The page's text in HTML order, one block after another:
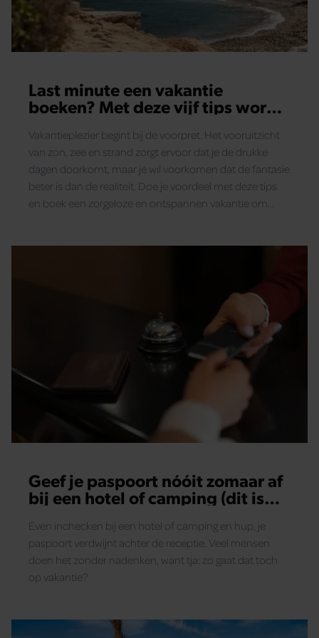
verzameld op basis van uw gebruik van hun services. U
gaat akkoord met onze cookies als u onze website blijft
gebruiken.
Last minute een vakantie
boeken? Met deze vijf tips wordt
Vakantieplezier begint bij de voorpret. Het vooruitzicht
van zon, zee en strand zorgt ervoor dat je de drukke
dagen doorkomt, maar je wil voorkomen dat de fantasie
beter is dan de realiteit. Doe je voordeel met deze tips
en boek een zorgeloze en ontspannen vakantie om
Geef je paspoort nóóit zomaar af
bij een hotel of camping (dit is
Even inchecken bij een hotel of camping en hup, je
paspoort verdwijnt achter de receptie. Veel mensen
doen het zonder nadenken, want tja: zo gaat dat toch
op vakantie?